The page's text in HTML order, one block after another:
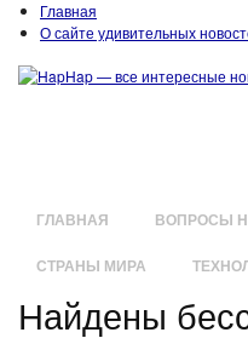
Главная
О сайте удивительных
ГЛАВНАЯ ВОПРОСЫ
СТРАНЫ МИРА
Найдены